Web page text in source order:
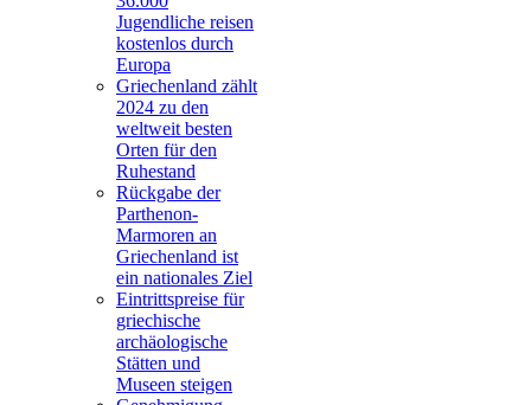
Jugendliche reisen
kostenlos durch
Europa
Griechenland zählt
2024 zu den
weltweit besten
Orten für den
Ruhestand
Rückgabe der
Parthenon-
Marmoren an
Griechenland ist
ein nationales Ziel
Eintrittspreise für
griechische
archäologische
Stätten und
Museen steigen